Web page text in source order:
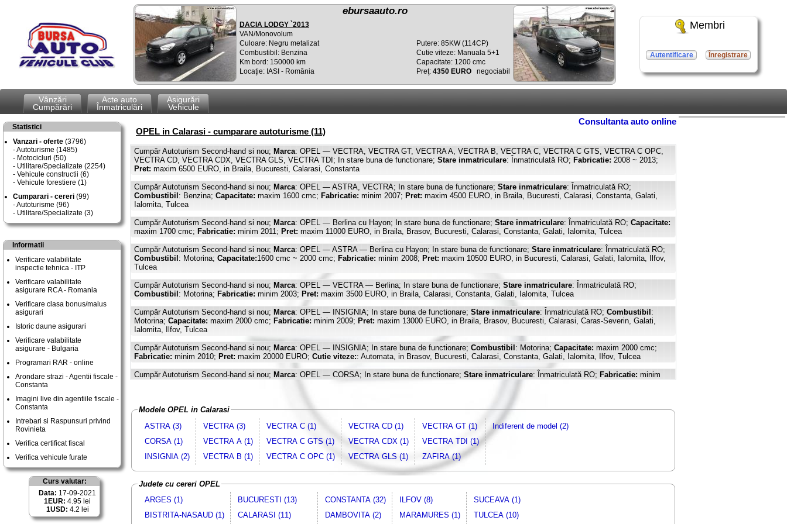
ebursaauto.ro
DACIA LODGY `2013
VAN/Monovolum
Culoare: Negru metalizat
Combustibil: Benzina
Km bord: 150000 km
Locaţie: IASI - România
Putere: 85KW (114CP)
Cutie viteze: Manuala 5+1
Capacitate: 1200 cmc
Preţ: 4350 EURO negociabil
Membri
Autentificare Înregistrare
Vânzări
Cumpărări
Acte auto
Înmatriculări
Asigurări
Vehicule
Statistici
Vanzari - oferte (3796)
Autoturisme (1485)
Motocicluri (50)
Utilitare/Specializate (2254)
Vehicule constructii (6)
Vehicule forestiere (1)
Cumparari - cereri (99)
Autoturisme (96)
Utilitare/Specializate (3)
Informatii
Verificare valabilitate
inspectie tehnica - ITP
Verificare valabilitate
asigurare RCA - Romania
Verificare clasa bonus/malus
asigurari
Istoric daune asigurari
Verificare valabilitate
asigurare - Bulgaria
Programari RAR - online
Arondare strazi - Agentii fiscale -
Constanta
Imagini live din agentiile fiscale -
Constanta
Intrebari si Raspunsuri privind
Rovinieta
Verifica certificat fiscal
Verifica vehicule furate
Curs valutar:
Data: 17-09-2021
1EUR: 4.95 lei
1USD: 4.2 lei
Consultanta auto online
OPEL in Calarasi - cumparare autoturisme (11)
Cumpăr Autoturism Second-hand si nou; Marca: OPEL — VECTRA, VECTRA GT, VECTRA A, VECTRA B, VECTRA C, VECTRA C GTS, VECTRA C OPC,
VECTRA CD, VECTRA CDX, VECTRA GLS, VECTRA TDI; In stare buna de functionare; Stare inmatriculare: Înmatriculată RO; Fabricatie: 2008 ~ 2013;
Pret: maxim 6500 EURO, in Braila, Bucuresti, Calarasi, Constanta
Cumpăr Autoturism Second-hand si nou; Marca: OPEL — ASTRA, VECTRA; In stare buna de functionare; Stare inmatriculare: Înmatriculată RO;
Combustibil : Benzina; Capacitate: maxim 1600 cmc; Fabricatie: minim 2007; Pret: maxim 4500 EURO, in Braila, Bucuresti, Calarasi, Constanta, Galati,
Ialomita, Tulcea
Cumpăr Autoturism Second-hand si nou; Marca: OPEL — Berlina cu Hayon; In stare buna de functionare; Stare inmatriculare: Înmatriculată RO; Capacitate:
maxim 1700 cmc; Fabricatie: minim 2011; Pret: maxim 11000 EURO, in Braila, Brasov, Bucuresti, Calarasi, Constanta, Galati, Ialomita, Tulcea
Cumpăr Autoturism Second-hand si nou; Marca: OPEL — ASTRA — Berlina cu Hayon; In stare buna de functionare; Stare inmatriculare: Înmatriculată RO;
Combustibil : Motorina; Capacitate:1600 cmc ~ 2000 cmc; Fabricatie: minim 2008; Pret: maxim 10500 EURO, in Bucuresti, Calarasi, Galati, Ialomita, Ilfov,
Tulcea
Cumpăr Autoturism Second-hand si nou; Marca: OPEL — VECTRA — Berlina; In stare buna de functionare; Stare inmatriculare: Înmatriculată RO;
Combustibil : Motorina; Fabricatie: minim 2003; Pret: maxim 3500 EURO, in Braila, Calarasi, Constanta, Galati, Ialomita, Tulcea
Cumpăr Autoturism Second-hand si nou; Marca: OPEL — INSIGNIA; In stare buna de functionare; Stare inmatriculare: Înmatriculată RO; Combustibil :
Motorina; Capacitate: maxim 2000 cmc; Fabricatie: minim 2009; Pret: maxim 13000 EURO, in Braila, Brasov, Bucuresti, Calarasi, Caras-Severin, Galati,
Ialomita, Ilfov, Tulcea
Cumpăr Autoturism Second-hand si nou; Marca: OPEL — INSIGNIA; In stare buna de functionare; Combustibil : Motorina; Capacitate: maxim 2000 cmc;
Fabricatie: minim 2010; Pret: maxim 20000 EURO; Cutie viteze:: Automata, in Brasov, Bucuresti, Calarasi, Constanta, Galati, Ialomita, Ilfov, Tulcea
Cumpăr Autoturism Second-hand si nou; Marca: OPEL — CORSA; In stare buna de functionare; Stare inmatriculare: Înmatriculată RO; Fabricatie: minim
Combustibil: Motorina;Fabricatie:minim 2001;Pret:maxim 3200 EURO;Culoare: Alb, Bleu, Gri, Negru, Rosu;Nr. usi: 4+1, in Braila, Bucuresti, Calarasi,
Cluj, Galati, Ialomita, Ilfov, Suceava, Tulcea
Cumpăr Autoturism Second-hand si nou;Marca: OPEL — Berlina, Berlina cu Hayon; In stare buna de functionare;
Combustibil: Motorina;Capacitate: 1400 cmc ~ 1700 cmc; Fabricatie:minim 2006; Pret: maxim 3500 EURO;
CALARASI, CONSTANTA, GALATI, IALOMITA, ILFOV, TULCEA
Cumpăr Autoturism Second-hand si nou;Marca: OPEL — ZAFIRA; In stare buna de functionare;Stare inmatriculare: Înmatriculată RO;Combustibil:
Benzina, Motorina;Capacitate:maxim 2000 cmc;Fabricatie:minim 2000;Pret:maxim 3000 EURO, in BRAILA, BRASOV, BUCURESTI, CALARASI,
GALATI, IALOMITA, ILFOV, TULCEA
Modele OPEL in Calarasi
ASTRA (3)
CORSA (1)
INSIGNIA (2)
VECTRA (3)
VECTRA A (1)
VECTRA B (1)
VECTRA C (1)
VECTRA C GTS (1)
VECTRA C OPC (1)
VECTRA CD (1)
VECTRA CDX (1)
VECTRA GLS (1)
VECTRA GT (1)
VECTRA TDI (1)
ZAFIRA (1)
Indiferent de model (2)
Judete cu cereri OPEL
ARGES (1)
BISTRITA-NASAUD (1)
BUCURESTI (13)
CALARASI (11)
CONSTANTA (32)
DAMBOVITA (2)
ILFOV (8)
MARAMURES (1)
SUCEAVA (1)
TULCEA (10)